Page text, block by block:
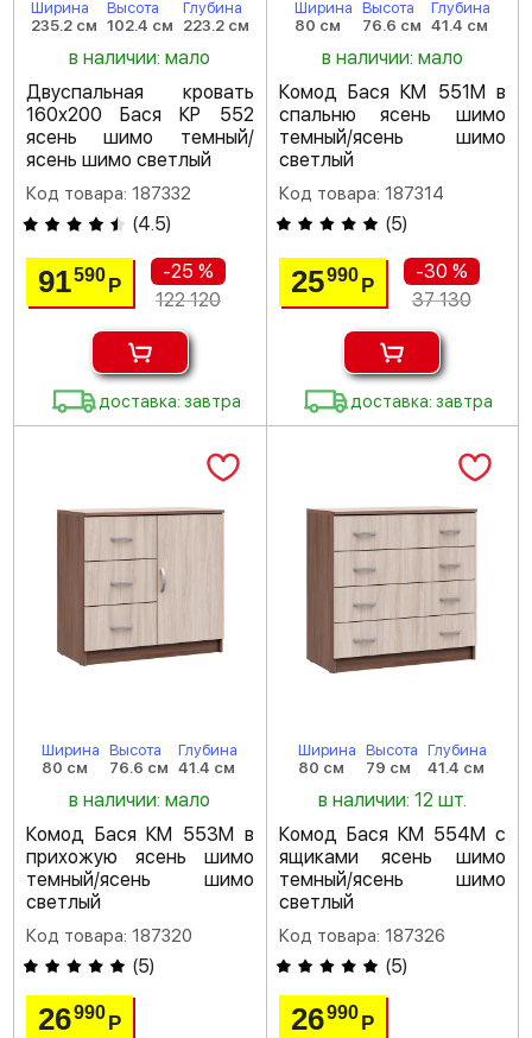
Ширина
235.2 см
Высота
102.4 см
Глубина
223.2 см
в наличии: мало
Двуспальная кровать
160х200 Бася КР 552
ясень шимо темный/
ясень шимо светлый
Код товара: 187332
(4.5)
91590Р
-25 %
122 120
доставка: завтра
Ширина
80 см
Высота
76.6 см
Глубина
41.4 см
в наличии: мало
Комод Бася КМ 551М в
спальню ясень шимо
темный/ясень шимо
светлый
Код товара: 187314
(5)
25990 Р
-30 %
37 130
доставка: завтра
Ширина
80 см
Высота
76.6 см
Глубина
41.4 см
в наличии: мало
Комод Бася КМ 553М в
прихожую ясень шимо
темный/ясень шимо
светлый
Код товара: 187320
(5)
26990Р
Ширина
80 см
Высота
79 см
Глубина
41.4 см
в наличии: 12 шт.
Комод Бася КМ 554М с
ящиками ясень шимо
темный/ясень шимо
светлый
Код товара: 187326
(5)
26990 Р